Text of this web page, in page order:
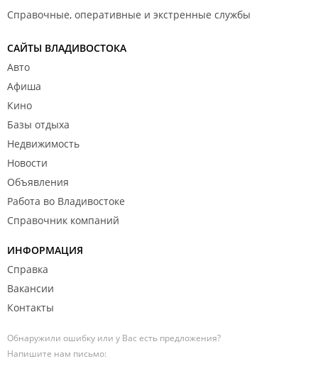
Справочные, оперативные и экстренные службы
САЙТЫ ВЛАДИВОСТОКА
Авто
Афиша
Кино
Базы отдыха
Недвижимость
Новости
Объявления
Работа во Владивостоке
Справочник компаний
ИНФОРМАЦИЯ
Справка
Вакансии
Контакты
Обнаружили ошибку или у Вас есть предложения?
Напишите нам письмо: